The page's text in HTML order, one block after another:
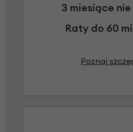
3 miesiące nie
Raty do 60
Poznaj